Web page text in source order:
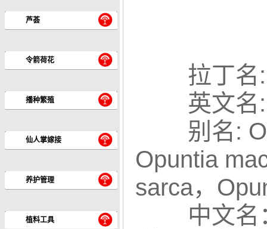
芦荟
令箭荷花
播种繁殖
仙人掌嫁接
养护管理
植料工具
拉丁名
英文名
别名:
Opuntia
sarca，
中文